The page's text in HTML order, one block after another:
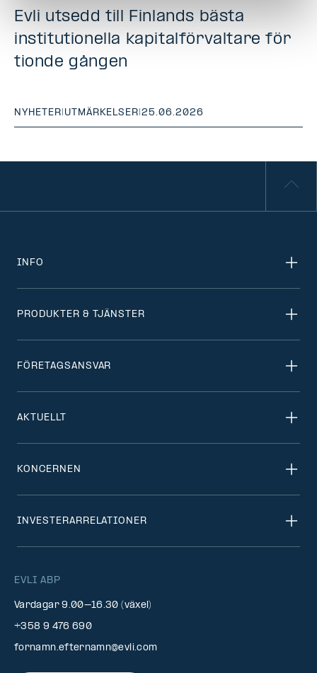
Evli utsedd till Finlands bästa
institutionella kapitalförvaltare för
tionde gången
NYHETER| UTMÄRKELSER|25.06.2026
EVLI ABP
Vardagar 9.00–16.30 (växel)
+358 9 476 690
fornamn.efternamn@evli.com
INFO
PRODUKTER & TJÄNSTER
FÖRETAGSANSVAR
AKTUELLT
KONCERNEN
INVESTERARRELATIONER